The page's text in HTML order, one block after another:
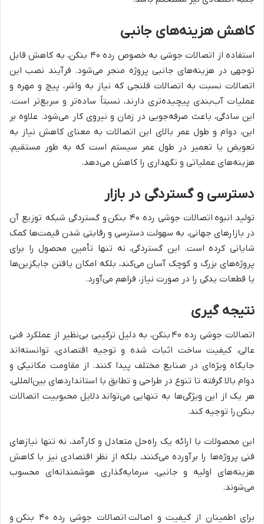
کاهش هزینه‌های جانبی
استفاده از اتصالات جوشی به خصوص رده ۴۰ بنکن، به کاهش قابل
توجهی در هزینه‌های جانبی پروژه منجر می‌شود. فرآیند نصب این
اتصالات نسبت به اتصالات فلنجی که نیاز به واشر، پیچ و مهره و
عملیات آب‌بندی پیچیده‌تری دارند، نسبتاً ساده‌تر و سریع‌تر است.
این سادگی، باعث صرفه‌جویی در زمان و نیروی کار می‌شود. علاوه بر
این، دوام و طول عمر بالای این اتصالات به معنای کاهش نیاز به
تعویض یا تعمیر در طول عمر سیستم است که به طور مستقیم،
هزینه‌های عملیاتی و نگهداری را کاهش می‌دهد.
دسترسی و گستردگی در بازار
تولید انبوه اتصالات جوشی رده ۴۰ بنکن و گستردگی شبکه توزیع آن
در بازارهای جهانی، به سهولت دسترسی و رقابتی شدن قیمت‌ها کمک
شایانی کرده است. این گستردگی، نه تنها تأمین محصول را برای
پروژه‌های بزرگ و کوچک آسان می‌کند، بلکه امکان یافتن جایگزین‌ها
یا قطعات یدکی را در صورت نیاز، فراهم می‌آورد.
نتیجه‌ گیری
اتصالات جوشی رده ۴۰ بنکن، به دلیل ترکیبی بی‌نظیر از عملکرد فنی
عالی، کیفیت ساخت اثبات شده و توجیه اقتصادی، توانسته‌اند
جایگاه ویژه‌ای در صنایع مختلف پیدا کنند. از مقاومت مکانیکی و
دوام بالا گرفته تا تنوع در طراحی و تطابق با استانداردهای بین‌المللی،
هر یک از این ویژگی‌ها به تنهایی می‌تواند دلایل محبوبیت اتصالات
بنکن را توجیه کند.
این محصولات با ارائه یک راه‌حل متعادل و کارآمد، نه تنها نیازهای
فنی پروژه‌ها را برآورده می‌کنند، بلکه از نظر اقتصادی نیز با کاهش
هزینه‌های اولیه و جانبی، سرمایه‌گذاری هوشمندانه‌ای محسوب
می‌شوند.
برای اطمینان از کیفیت و اصالت اتصالات جوشی رده ۴۰ بنکن و